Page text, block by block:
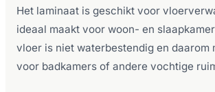
Het laminaat is geschikt voor
ideaal maakt voor woon- en
vloer is niet waterbestendig en daarom
voor badkamers of andere vochtige